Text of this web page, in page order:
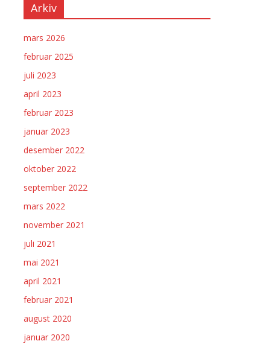
Arkiv
mars 2026
februar 2025
juli 2023
april 2023
februar 2023
januar 2023
desember 2022
oktober 2022
september 2022
mars 2022
november 2021
juli 2021
mai 2021
april 2021
februar 2021
august 2020
januar 2020